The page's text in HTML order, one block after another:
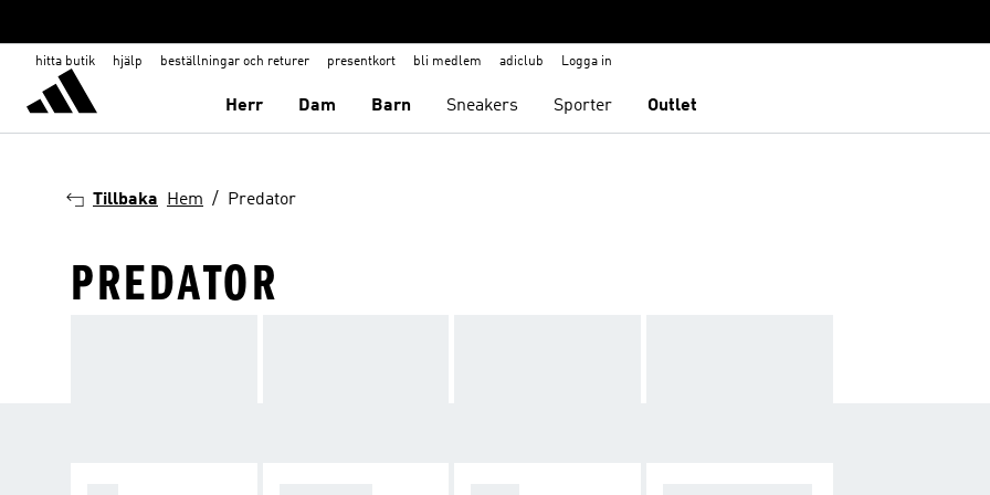
hitta butik hjälp beställningar och returer presentkort bli medlem adiclub Logga in
Herr Dam Barn Sneakers Sporter Outlet
Tillbaka Hem Predator
PREDATOR